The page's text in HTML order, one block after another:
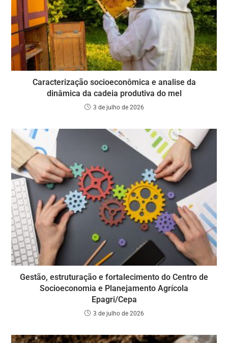
Caracterização socioeconômica e analise da
dinâmica da cadeia produtiva do mel
3 de julho de 2026
Gestão, estruturação e fortalecimento do Centro de
Socioeconomia e Planejamento Agrícola
Epagri/Cepa
3 de julho de 2026